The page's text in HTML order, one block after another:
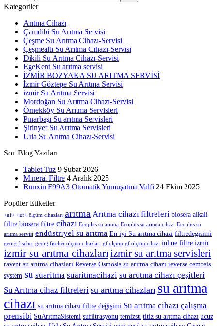
Kategoriler
Arıtma Cihazı
Çamdibi Su Arıtma Servisi
Çeşme Su Arıtma Cihazı-Servisi
Çeşmealtı Su Arıtma Cihazı-Servisi
Dikili Su Arıtma Cihazı-Servisi
EgeKent Su arıtma servisi
İZMİR BOZYAKA SU ARITMA SERVİSİ
İzmir Göztepe Su Arıtma Servisi
izmir Su Arıtma Servisi
Mordoğan Su Arıtma Cihazı-Servisi
Örnekköy Su Arıtma Servisleri
Pınarbaşı Su arıtma Servisleri
Şirinyer Su Arıtma Servisleri
Urla Su Arıtma Cihazı-Servisi
Son Blog Yazıları
Tablet Tuz 9 Şubat 2026
Mineral Filtre 4 Aralık 2025
Runxin F99A3 Otomatik Yumuşatma Valfi 24 Ekim 2025
Popüler Etiketler
+gf+ +gf+ ölçüm cihazları arıtma Arıtma cihazı filtreleri biosera alkali
filtre biosera filtre cihazı Ecoplus su arıtma Ecoplus su arıtma cihazı Ecoplus su
arıtma servisi endüstriyel su arıtma En iyi Su arıtma cihazı filtredegisimi
georg fischer georg fischer ölçüm cihazları gf ölçüm gf ölçüm cihazı inline filtre izmir
izmir su arıtma cihazları izmir su arıtma servisleri
ravent su arıtma cihazları Reverse Osmosis su arıtma cihazı reverse osmosis
system su suaritma suaritmacihazi su arutma cihazı çeşitleri
Su Arıtma cihaz filtreleri su arıtma cihazları su arıtma
cihazı su arıtma cihazı filtre değişimi Su arıtma cihazı çalışma
prensibi SuArıtmaSistemi sufiltrasyonu temizsu titiz su arıtma cihazı ucuz